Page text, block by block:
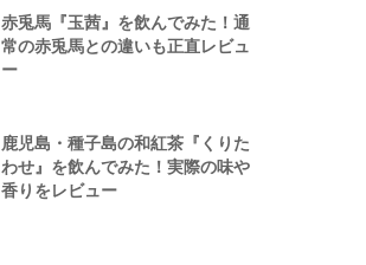
赤兎馬『玉茜』を飲んでみた！通
常の赤兎馬との違いも正直レビュ
ー
鹿児島・種子島の和紅茶『くりた
わせ』を飲んでみた！実際の味や
香りをレビュー